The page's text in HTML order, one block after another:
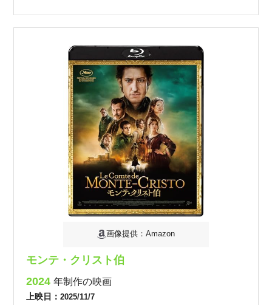
画像提供：Amazon
モンテ・クリスト伯
2024年制作の映画
上映日：2025/11/7